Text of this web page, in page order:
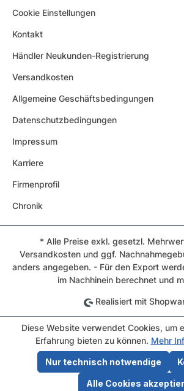
Cookie Einstellungen
Kontakt
Händler Neukunden-Registrierung
Versandkosten
Allgemeine Geschäftsbedingungen
Datenschutzbedingungen
Impressum
Karriere
Firmenprofil
Chronik
* Alle Preise exkl. gesetzl.
Versandkosten und ggf.
anders angegeben. - Für den Export
im Nachhinein berechnet und
Realisiert mit
Diese Website verwendet Cookies, um
Erfahrung bieten zu können. Mehr
Nur technisch notwendige
Alle Cookies